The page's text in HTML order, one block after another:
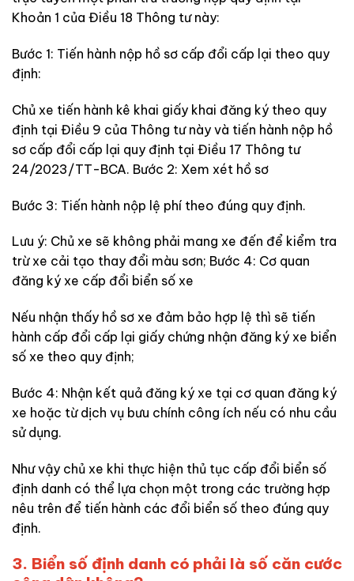
Khoản 1 của Điều 18 Thông tư này:
Bước 1: Tiến hành nộp hồ sơ cấp đổi cấp lại theo quy
định:
Chủ xe tiến hành kê khai giấy khai đăng ký theo quy
định tại Điều 9 của Thông tư này và tiến hành nộp hồ
sơ cấp đổi cấp lại quy định tại Điều 17 Thông tư
24/2023/TT-BCA. Bước 2: Xem xét hồ sơ
Bước 3: Tiến hành nộp lệ phí theo đúng quy định.
Lưu ý: Chủ xe sẽ không phải mang xe đến để kiểm tra
trừ xe cải tạo thay đổi màu sơn; Bước 4: Cơ quan
đăng ký xe cấp đổi biển số xe
Nếu nhận thấy hồ sơ xe đảm bảo hợp lệ thì sẽ tiến
hành cấp đổi cấp lại giấy chứng nhận đăng ký xe biển
số xe theo quy định;
Bước 4: Nhận kết quả đăng ký xe tại cơ quan đăng ký
xe hoặc từ dịch vụ bưu chính công ích nếu có nhu cầu
sử dụng.
Như vậy chủ xe khi thực hiện thủ tục cấp đổi biển số
định danh có thể lựa chọn một trong các trường hợp
nêu trên để tiến hành các đổi biển số theo đúng quy
định.
3. Biển số định danh có phải là số căn cước